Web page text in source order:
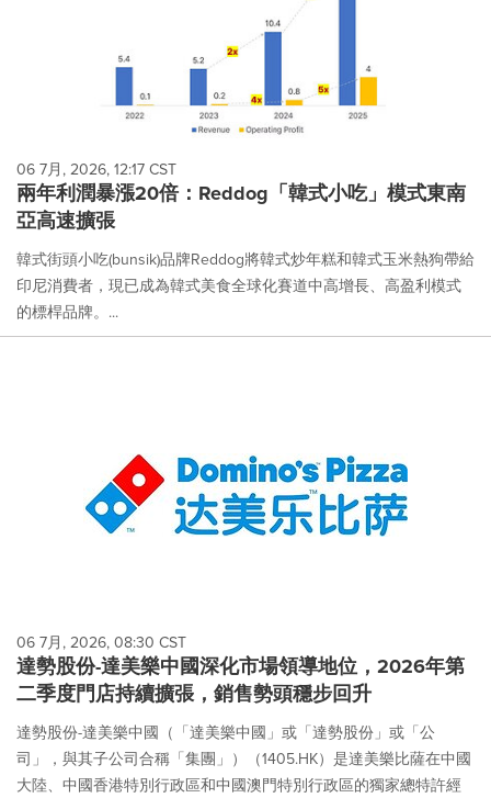
06 7月, 2026, 12:17 CST
兩年利潤暴漲20倍：Reddog「韓式小吃」模式東南
亞高速擴張
韓式街頭小吃(bunsik)品牌Reddog將韓式炒年糕和韓式玉米熱狗帶給
印尼消費者，現已成為韓式美食全球化賽道中高增長、高盈利模式
的標桿品牌。...
06 7月, 2026, 08:30 CST
達勢股份-達美樂中國深化市場領導地位，2026年第
二季度門店持續擴張，銷售勢頭穩步回升
達勢股份-達美樂中國（「達美樂中國」或「達勢股份」或「公
司」，與其子公司合稱「集團」）（1405.HK）是達美樂比薩在中國
大陸、中國香港特別行政區和中國澳門特別行政區的獨家總特許經